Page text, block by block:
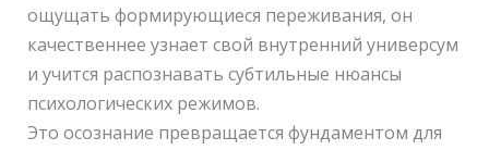
ощущать формирующиеся переживания, он
качественнее узнает свой внутренний универсум
и учится распознавать субтильные нюансы
психологических режимов.
Это осознание превращается фундаментом для